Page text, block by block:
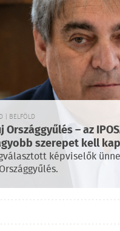
| BELFÖLD
Országgyűlés – az
szerepet kell
képviselők